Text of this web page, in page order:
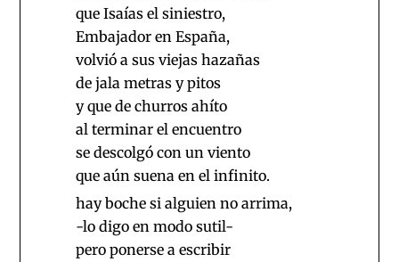
que Isaías el siniestro,
Embajador en España,
volvió a sus viejas hazañas
de jala metras y pitos
y que de churros ahíto
al terminar el encuentro
se descolgó con un viento
que aún suena en el infinito.
hay boche si alguien no arrima,
-lo digo en modo sutil-
pero ponerse a escribir